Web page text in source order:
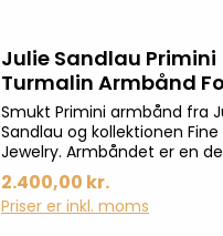
Julie Sandlau Primini
Turmalin Armbånd
BR258GDTMCR
Smukt Primini armbånd fra
Sandlau og kollektionen Fine
Jewelry. Armbåndet er en
Primini-kollektionen og ses i
forgyldt925 sterlingsølv.
er sat med en en enkel farvet
2.400,00 kr.
Priser er inkl. moms